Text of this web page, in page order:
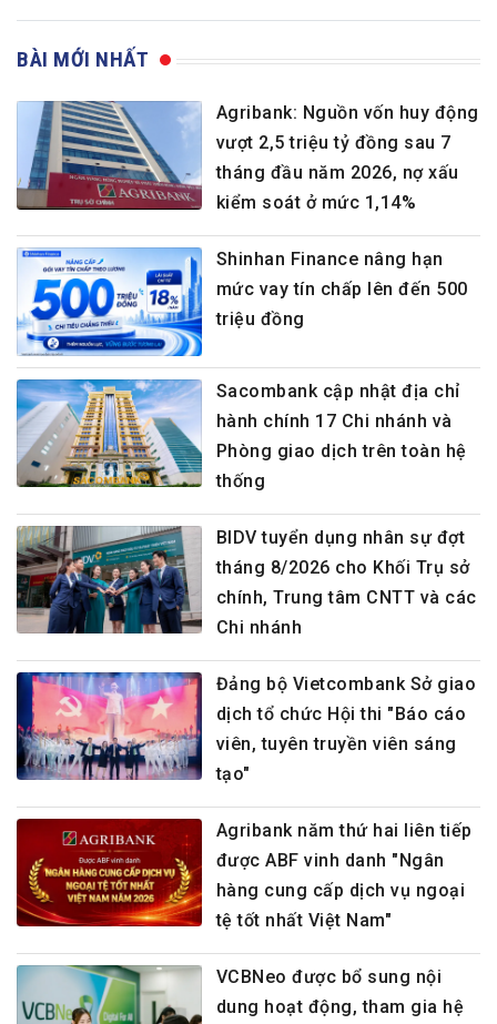
BÀI MỚI NHẤT
Agribank: Nguồn vốn huy động
vượt 2,5 triệu tỷ đồng sau 7
tháng đầu năm 2026, nợ xấu
kiểm soát ở mức 1,14%
Shinhan Finance nâng hạn
mức vay tín chấp lên đến 500
triệu đồng
Sacombank cập nhật địa chỉ
hành chính 17 Chi nhánh và
Phòng giao dịch trên toàn hệ
thống
BIDV tuyển dụng nhân sự đợt
tháng 8/2026 cho Khối Trụ sở
chính, Trung tâm CNTT và các
Chi nhánh
Đảng bộ Vietcombank Sở giao
dịch tổ chức Hội thi "Báo cáo
viên, tuyên truyền viên sáng
tạo"
Agribank năm thứ hai liên tiếp
được ABF vinh danh "Ngân
hàng cung cấp dịch vụ ngoại
tệ tốt nhất Việt Nam"
VCBNeo được bổ sung nội
dung hoạt động, tham gia hệ